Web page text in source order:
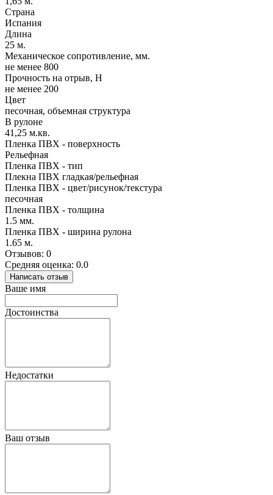
Страна
Испания
Длина
25 м.
Механическое сопротивление, мм.
не менее 800
Прочность на отрыв, Н
не менее 200
Цвет
песочная, объемная структура
В рулоне
41,25 м.кв.
Пленка ПВХ - поверхность
Рельефная
Пленка ПВХ - тип
Плекна ПВХ гладкая/рельефная
Пленка ПВХ - цвет/рисунок/текстура
песочная
Пленка ПВХ - толщина
1.5 мм.
Пленка ПВХ - ширина рулона
1.65 м.
Отзывов: 0
Средняя оценка: 0.0
Написать отзыв
Ваше имя
Достоинства
Недостатки
Ваш отзыв